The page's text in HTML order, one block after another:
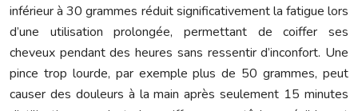
inférieur à 30 grammes réduit significativement la fatigue lors
d’une utilisation prolongée, permettant de coiffer ses
cheveux pendant des heures sans ressentir d’inconfort. Une
pince trop lourde, par exemple plus de 50 grammes, peut
causer des douleurs à la main après seulement 15 minutes